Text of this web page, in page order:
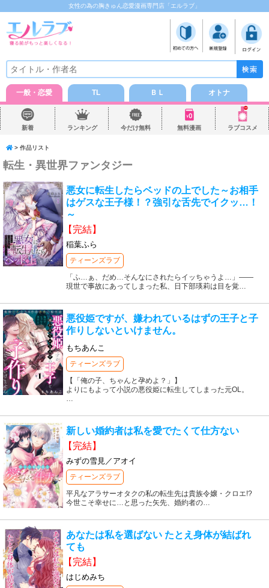
女性の為の胸きゅん恋愛漫画専門店「エルラブ」
一般・恋愛 TL ＢＬ オトナ
新着 ランキング 今だけ無料 無料漫画 ラブコスメ
> 作品リスト
転生・異世界ファンタジー
悪女に転生したらベッドの上でした～お相手
はゲスな王子様！？強引な舌先でイクッ…！
～
【完結】
稲葉ふら
ティーンズラブ
「ふ…ぁ、だめ…そんなにされたらイッちゃうよ…」――
現世で事故にあってしまった私、日下部瑛莉は目を覚…
悪役姫ですが、嫌われているはずの王子と子
作りしないといけません。
もちあんこ
ティーンズラブ
【「俺の子、ちゃんと孕めよ？」】
よりにもよって小説の悪役姫に転生してしまった元OL。
…
新しい婚約者は私を愛でたくて仕方ない
【完結】
みずの雪見／アオイ
ティーンズラブ
平凡なアラサーオタクの私の転生先は貴族令嬢・クロエ!?
今世こそ幸せに…と思った矢先、婚約者の…
あなたは私を選ばない たとえ身体が結ばれ
ても
【完結】
はじめみち